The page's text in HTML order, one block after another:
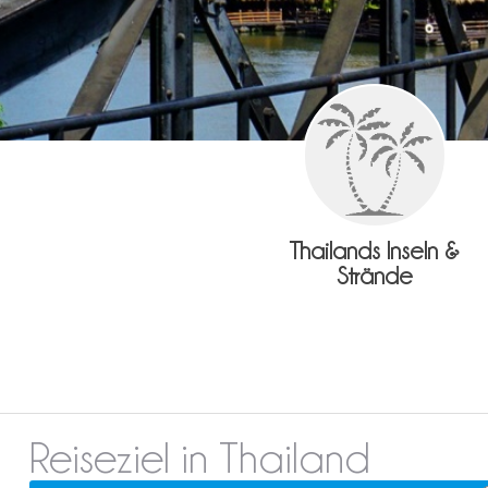
Thailands Inseln &
Strände
Reiseziel in Thailand